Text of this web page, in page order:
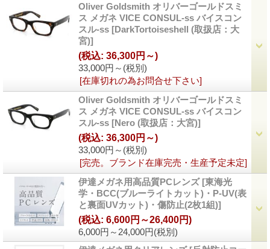
Oliver Goldsmith オリバーゴールドスミ
ス メガネ VICE CONSUL-ss バイスコン
スル-ss [DarkTortoiseshell (取扱店：大
宮)]
33,000円～ (税別)
(税込: 36,300円～)
[在庫切れの為お問合せ下さい]
Oliver Goldsmith オリバーゴールドスミ
ス メガネ VICE CONSUL-ss バイスコン
スル-ss [Nero (取扱店：大宮)]
33,000円～ (税別)
(税込: 36,300円～)
[完売。ブランド在庫完売・生産予定未定]
伊達メガネ用高品質PCレンズ [東海光
学・BCC(ブルーライトカット)・P-UV(表
と裏面UVカット)・傷防止(2枚1組)]
6,000円～24,000円(税別)
(税込: 6,600円～26,400円)